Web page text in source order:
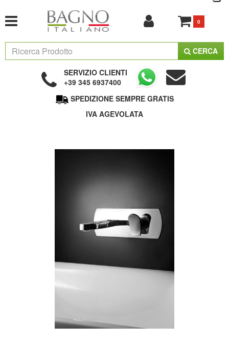
0
CERCA
SERVIZIO CLIENTI
+39 345 6937400
SPEDIZIONE SEMPRE GRATIS
IVA AGEVOLATA